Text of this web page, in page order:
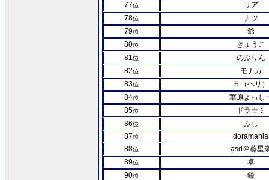
77位
リア
78位
ナツ
79位
爺
80位
きょうこ
81位
のぶりん
82位
モナカ
83位
５（ヘリ）
84位
華原よっし
85位
ドラ☆ミ
86位
ふじ
87位
doramania
88位
asd＠葵星
89位
卓
90位
鐘